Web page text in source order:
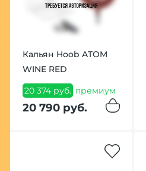
Кальян Hoob ATOM
WINE RED
20 374 руб. премиум
20 790 руб.